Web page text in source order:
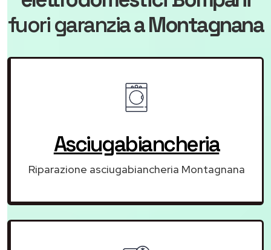
fuori garanziaa Montagnana
Asciugabiancheria
Riparazione asciugabiancheria Montagnana